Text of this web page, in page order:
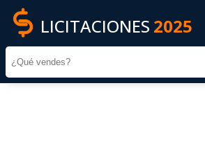
LICITACIONES 2025